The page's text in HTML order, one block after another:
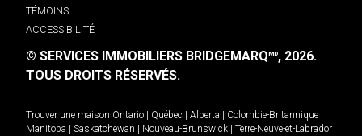
TÉMOINS
ACCESSIBILITÉ
© SERVICES IMMOBILIERS BRIDGEMARQMD, 2026.
TOUS DROITS RÉSERVÉS.
Trouver une maison Ontario Québec Alberta Colombie-Britannique
Manitoba
Saskatchewan Nouveau-Brunswick
Terre-Neuve-et-Labrador